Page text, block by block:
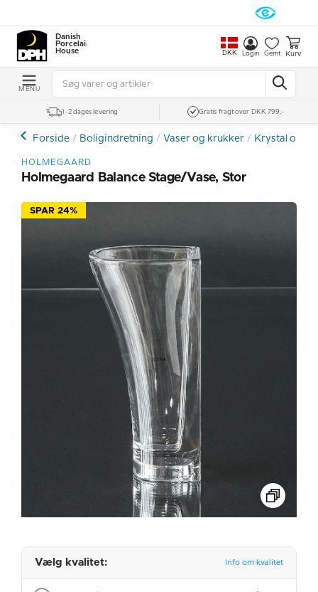
Danish
Porcelain
House
DKK Login Gemt Kurv
MENU
1-2 dages levering Gratis fragt over DKK 799,-
Forside Boligindretning Vaser og krukker Krystal og
HOLMEGAARD
Holmegaard Balance Stage/vase, Stor
SPAR 24%
Vælg kvalitet: Info om kvalitet